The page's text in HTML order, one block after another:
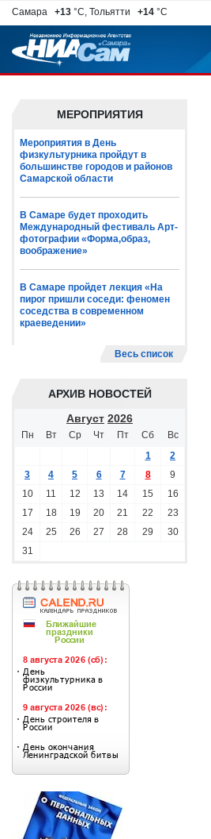
Самара +13 °C, Тольятти +14 °C
МЕРОПРИЯТИЯ
Мероприятия в День
физкультурника пройдут в
большинстве городов и районов
Самарской области
В Самаре будет проходить
Международный фестиваль Арт-
фотографии «Форма,образ,
воображение»
В Самаре пройдет лекция «На
пирог пришли соседи: феномен
соседства в современном
краеведении»
Весь список
АРХИВ НОВОСТЕЙ
Август 2026
Пн Вт Ср Чт Пт Сб
Вс
1
2
3
4 5 6 7 8
9
10
11 12 13 14 15
16
17
18 19 20 21 22
23
24
25 26 27 28 29
30
31